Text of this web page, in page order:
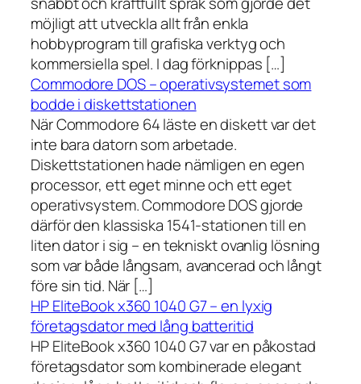
möjligt att utveckla allt från enkla
hobbyprogram till grafiska verktyg och
kommersiella spel. I dag förknippas […]
Commodore DOS – operativsystemet som
bodde i diskettstationen
När Commodore 64 läste en diskett var det
inte bara datorn som arbetade.
Diskettstationen hade nämligen en egen
processor, ett eget minne och ett eget
operativsystem. Commodore DOS gjorde
därför den klassiska 1541-stationen till en
liten dator i sig – en tekniskt ovanlig lösning
som var både långsam, avancerad och långt
före sin tid. När […]
HP EliteBook x360 1040 G7 – en lyxig
företagsdator med lång batteritid
HP EliteBook x360 1040 G7 var en påkostad
företagsdator som kombinerade elegant